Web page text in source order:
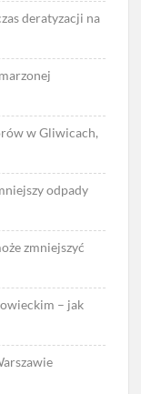
deratyzacji na
w Gliwicach,
odpady
zmniejszyć
– jak